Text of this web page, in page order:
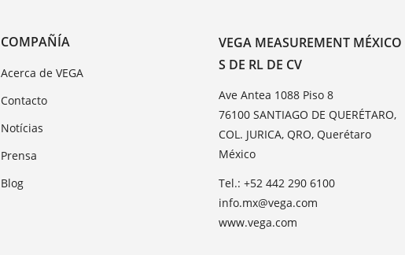
COMPAÑÍA
Acerca de VEGA
Contacto
Notícias
Prensa
Blog
VEGA MEASUREMENT MÉXICO
S DE RL DE CV
Ave Antea 1088 Piso 8
76100 SANTIAGO DE QUERÉTARO,
COL. JURICA, QRO, Querétaro
México
Tel.: +52 442 290 6100
info.mx@vega.com
www.vega.com